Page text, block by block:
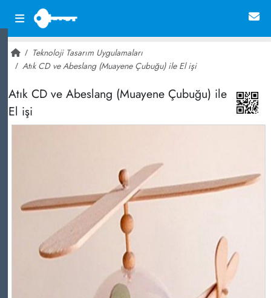
Teknoloji Tasarım Uygulamaları
Atık CD ve Abeslang (Muayene Çubuğu) ile El işi
Atık CD ve Abeslang (Muayene Çubuğu) ile
El işi